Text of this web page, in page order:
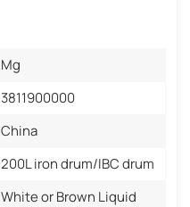
Mg
3811900000
China
200L iron drum/IBC drum
White or Brown Liquid